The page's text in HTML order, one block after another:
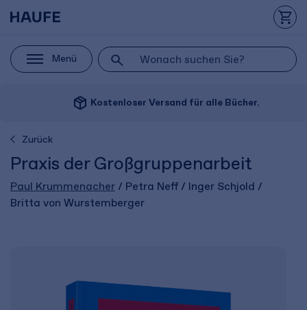
Menü
package_2 Kostenloser Versand für alle Bücher.
Zurück
Praxis der Großgruppenarbeit
Paul Krummenacher / Petra Neff / Inger Schjold /
Britta von Wurstemberger